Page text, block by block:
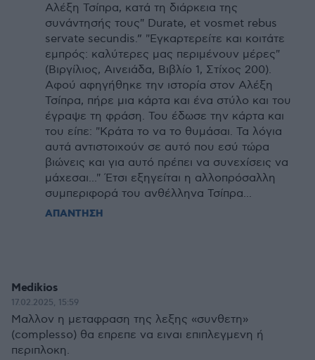
Αλέξη Τσίπρα, κατά τη διάρκεια της
συνάντησής τους" Durate, et vosmet rebus
servate secundis.” "Εγκαρτερείτε και κοιτάτε
εμπρός: καλύτερες μας περιμένουν μέρες"
(Βιργίλιος, Αινειάδα, Βιβλίο 1, Στίχος 200).
Αφού αφηγήθηκε την ιστορία στον Αλέξη
Τσίπρα, πήρε μια κάρτα και ένα στύλο και του
έγραψε τη φράση. Του έδωσε την κάρτα και
του είπε: "Κράτα το να το θυμάσαι. Τα λόγια
αυτά αντιστοιχούν σε αυτό που εσύ τώρα
βιώνεις και για αυτό πρέπει να συνεχίσεις να
μάχεσαι..." Έτσι εξηγείται η αλλοπρόσαλλη
συμπεριφορά του ανθέλληνα Τσίπρα...
ΑΠΑΝΤΗΣΗ
Medikios
17.02.2025, 15:59
Μαλλον η μεταφραση της λεξης «συνθετη»
(complesso) θα επρεπε να ειναι επιπλεγμενη ή
περιπλοκη.